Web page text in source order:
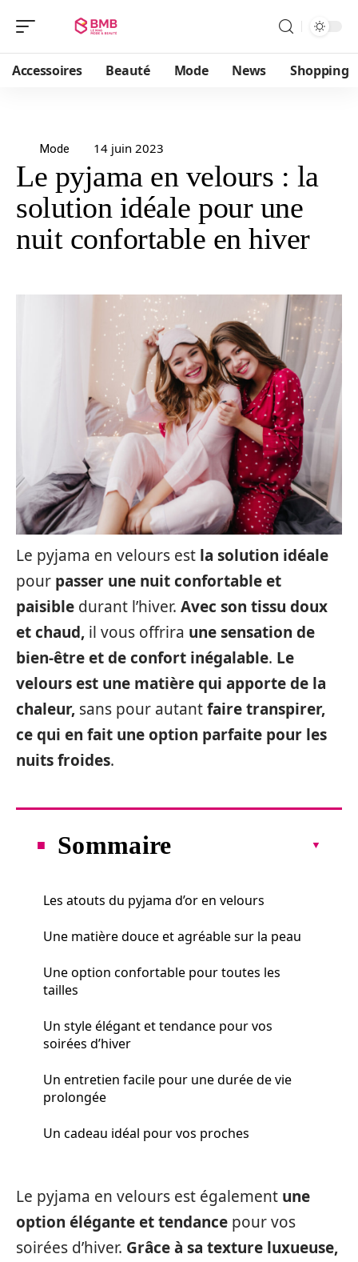
Accessoires Beauté Mode News Shopping
Mode 14 juin 2023
Le pyjama en velours : la
solution idéale pour une
nuit confortable en hiver
Le pyjama en velours est la solution idéale
pour passer une nuit confortable et
paisible durant l’hiver. Avec son tissu doux
et chaud, il vous offrira une sensation de
bien-être et de confort inégalable. Le
velours est une matière qui apporte de la
chaleur, sans pour autantfaire transpirer,
ce qui en fait une option parfaite pour les
nuits froides.
Sommaire
Les atouts du pyjama d’or en velours
Une matière douce et agréable sur la peau
Une option confortable pour toutes les
tailles
Un style élégant et tendance pour vos
soirées d’hiver
Un entretien facile pour une durée de vie
prolongée
Un cadeau idéal pour vos proches
Le pyjama en velours est également une
option élégante et tendance pour vos
soirées d’hiver. Grâce à sa texture luxueuse,